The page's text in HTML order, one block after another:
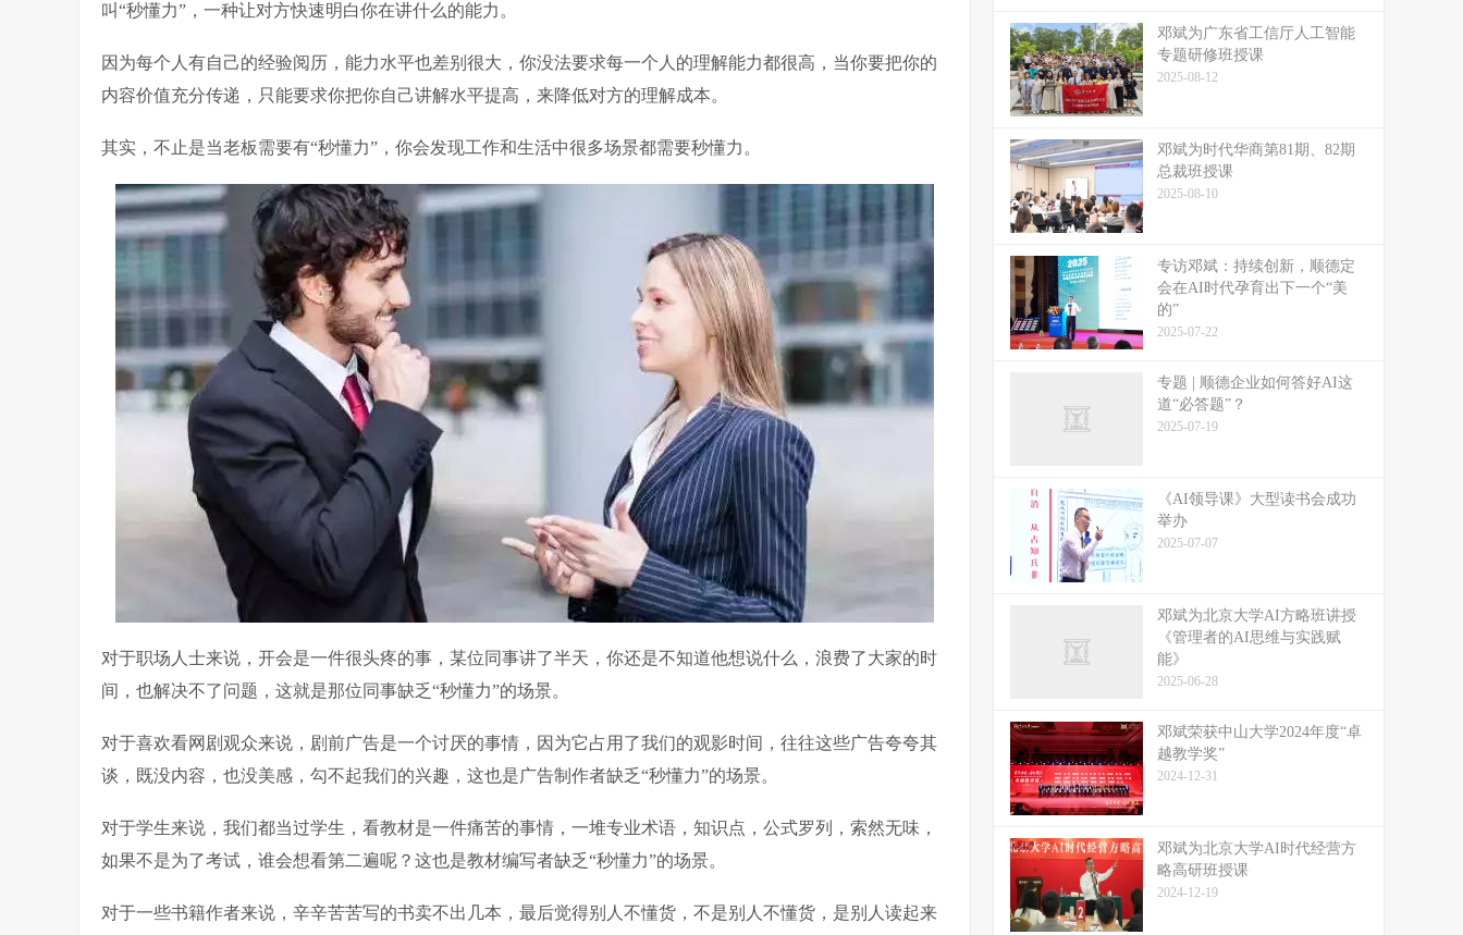
叫“秒懂力”，一种让对方快速明白你在讲什么的能力。
因为每个人有自己的经验阅历，能力水平也差别很大，你没法要求每一个人的理解能力都很高，当你要把你的
内容价值充分传递，只能要求你把你自己讲解水平提高，来降低对方的理解成本。
其实，不止是当老板需要有“秒懂力”，你会发现工作和生活中很多场景都需要秒懂力。
对于职场人士来说，开会是一件很头疼的事，某位同事讲了半天，你还是不知道他想说什么，浪费了大家的时
间，也解决不了问题，这就是那位同事缺乏“秒懂力”的场景。
对于喜欢看网剧观众来说，剧前广告是一个讨厌的事情，因为它占用了我们的观影时间，往往这些广告夸夸其
谈，既没内容，也没美感，勾不起我们的兴趣，这也是广告制作者缺乏“秒懂力”的场景。
对于学生来说，我们都当过学生，看教材是一件痛苦的事情，一堆专业术语，知识点，公式罗列，索然无味，
如果不是为了考试，谁会想看第二遍呢？这也是教材编写者缺乏“秒懂力”的场景。
对于一些书籍作者来说，辛辛苦苦写的书卖不出几本，最后觉得别人不懂货，不是别人不懂货，是别人读起来
邓斌为广东省工信厅人工智能
专题研修班授课
2025-08-12
邓斌为时代华商第81期、82期
总裁班授课
2025-08-10
专访邓斌：持续创新，顺德定
会在AI时代孕育出下一个“美
的”
2025-07-22
专题 | 顺德企业如何答好AI这
道“必答题”？
2025-07-19
《AI领导课》大型读书会成功
举办
2025-07-07
邓斌为北京大学AI方略班讲授
《管理者的AI思维与实践赋
能》
2025-06-28
邓斌荣获中山大学2024年度“卓
越教学奖”
2024-12-31
邓斌为北京大学AI时代经营方
略高研班授课
2024-12-19